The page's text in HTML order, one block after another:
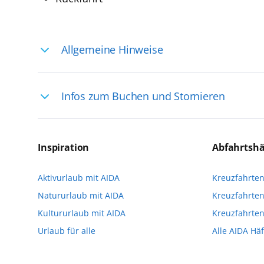
Allgemeine Hinweise
selten, sodass dort englischsprachige
das Reiseerlebnis
Infos zum Buchen und Stornieren
Reservierungsanfrage über aida.de/
Verfügung stehen. Deshalb empfehlen
vorzunehmen.
Inspiration
Aktivurlaub mit AIDA
Natururlaub mit AIDA
Kultururlaub mit AIDA
Urlaub für alle
Alle AIDA